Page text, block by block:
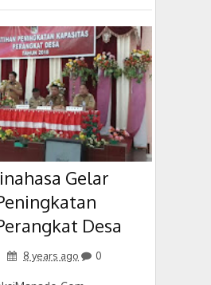
Gelar
Desa
8 years ago 0